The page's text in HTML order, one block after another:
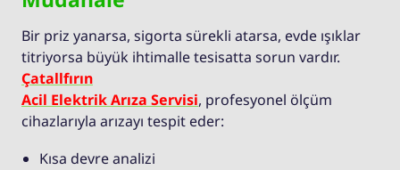
Bir priz yanarsa, sigorta sürekli atarsa, evde ışıklar
titriyorsa büyük ihtimalle tesisatta sorun vardır.
Çatallfırın
Acil Elektrik Arıza Servisi, profesyonel ölçüm
cihazlarıyla arızayı tespit eder:
Kısa devre analizi